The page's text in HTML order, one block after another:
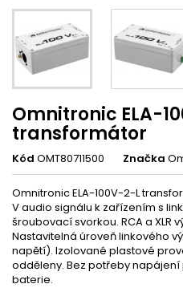
Omnitronic ELA-
transformátor
Kód OMT80711500 Značka
Omnitronic ELA-100V-2-L
V audio signálu k zařízením s
šroubovací svorkou. RCA a XLR
Nastavitelná úroveň linkového
napětí). Izolované plastové
odděleny. Bez potřeby
baterie.